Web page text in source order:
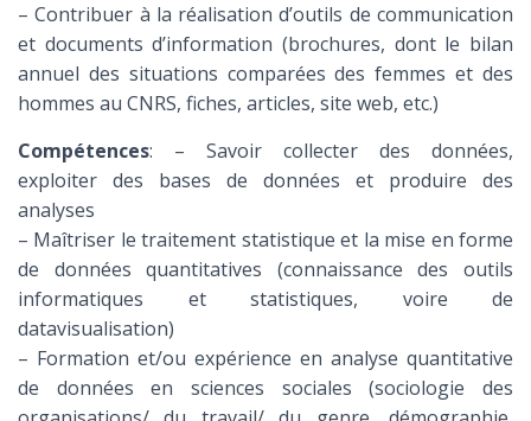
– Contribuer à la réalisation d’outils de communication
et documents d’information (brochures, dont le bilan
annuel des situations comparées des femmes et des
hommes au CNRS, fiches, articles, site web, etc.)
Compétences: – Savoir collecter des données,
exploiter des bases de données et produire des
analyses
– Maîtriser le traitement statistique et la mise en forme
de données quantitatives (connaissance des outils
informatiques et statistiques, voire de
datavisualisation)
– Formation et/ou expérience en analyse quantitative
de données en sciences sociales (sociologie des